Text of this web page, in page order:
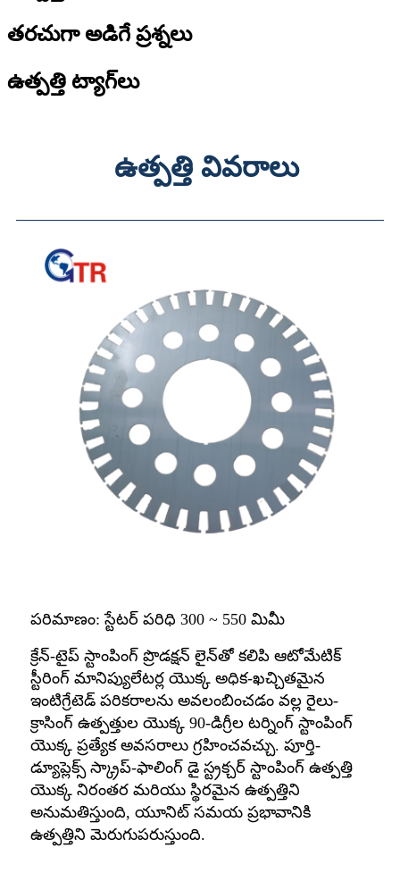
తరచుగా అడిగే ప్రశ్నలు
ఉత్పత్తి ట్యాగ్‌లు
ఉత్పత్తి వివరాలు
పరిమాణం: స్టేటర్ పరిధి 300 ~ 550 మిమీ
క్రేన్-టైప్ స్టాంపింగ్ ప్రొడక్షన్ లైన్‌తో కలిపి ఆటోమేటిక్
స్టీరింగ్ మానిప్యులేటర్ల యొక్క అధిక-ఖచ్చితమైన
ఇంటిగ్రేటెడ్ పరికరాలను అవలంబించడం వల్ల రైలు-
క్రాసింగ్ ఉత్పత్తుల యొక్క 90-డిగ్రీల టర్నింగ్ స్టాంపింగ్
యొక్క ప్రత్యేక అవసరాలు గ్రహించవచ్చు. పూర్తి-
డ్యూప్లెక్స్ స్క్రాప్-ఫాలింగ్ డై స్ట్రక్చర్ స్టాంపింగ్ ఉత్పత్తి
యొక్క నిరంతర మరియు స్థిరమైన ఉత్పత్తిని
అనుమతిస్తుంది, యూనిట్ సమయ ప్రభావానికి
ఉత్పత్తిని మెరుగుపరుస్తుంది.